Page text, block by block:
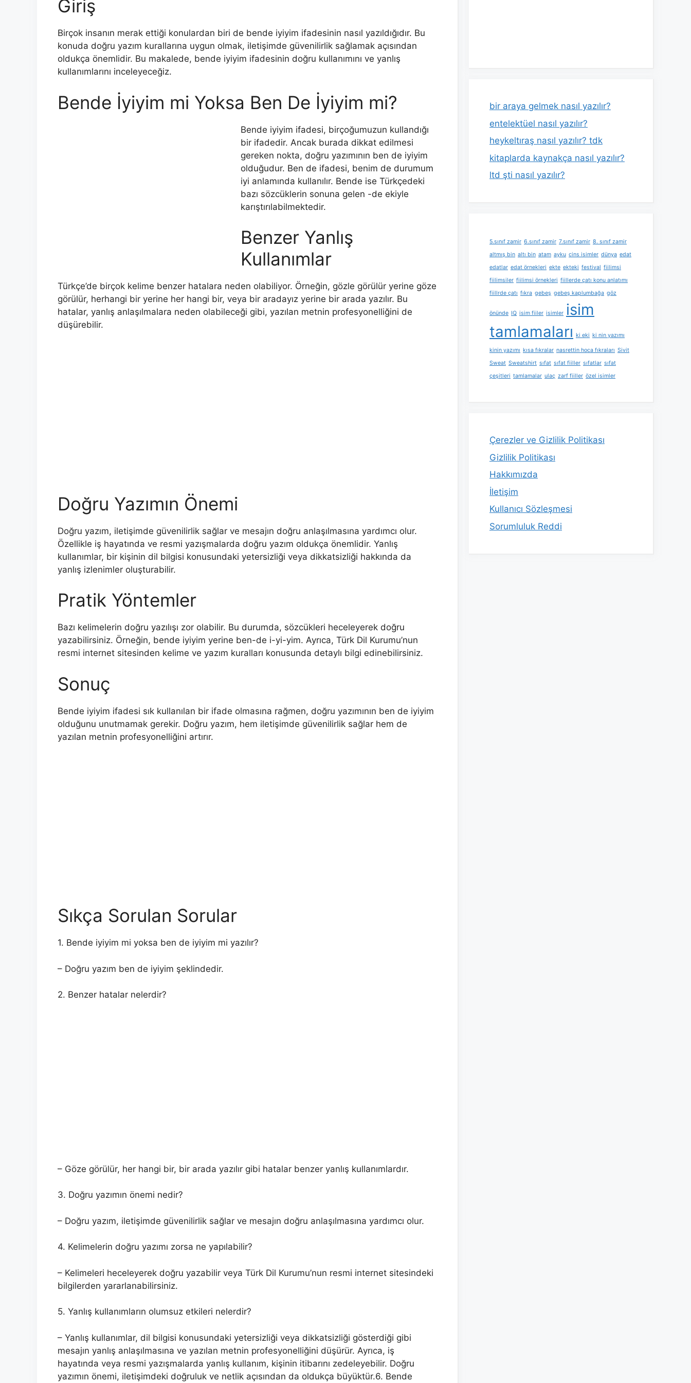
Giriş
Birçok insanın merak ettiği konulardan biri de bende iyiyim ifadesinin nasıl yazıldığıdır. Bu
konuda doğru yazım kurallarına uygun olmak, iletişimde güvenilirlik sağlamak açısından
oldukça önemlidir. Bu makalede, bende iyiyim ifadesinin doğru kullanımını ve yanlış
kullanımlarını inceleyeceğiz.
Bende İyiyim mi Yoksa Ben De İyiyim mi?
Bende iyiyim ifadesi, birçoğumuzun kullandığı
bir ifadedir. Ancak burada dikkat edilmesi
gereken nokta, doğru yazımının ben de iyiyim
olduğudur. Ben de ifadesi, benim de durumum
iyi anlamında kullanılır. Bende ise Türkçedeki
bazı sözcüklerin sonuna gelen -de ekiyle
karıştırılabilmektedir.
Benzer Yanlış
Kullanımlar
Türkçe’de birçok kelime benzer hatalara neden olabiliyor. Örneğin, gözle görülür yerine göze
görülür, herhangi bir yerine her hangi bir, veya bir aradayız yerine bir arada yazılır. Bu
hatalar, yanlış anlaşılmalara neden olabileceği gibi, yazılan metnin profesyonelliğini de
düşürebilir.
Doğru Yazımın Önemi
Doğru yazım, iletişimde güvenilirlik sağlar ve mesajın doğru anlaşılmasına yardımcı olur.
Özellikle iş hayatında ve resmi yazışmalarda doğru yazım oldukça önemlidir. Yanlış
kullanımlar, bir kişinin dil bilgisi konusundaki yetersizliği veya dikkatsizliği hakkında da
yanlış izlenimler oluşturabilir.
Pratik Yöntemler
Bazı kelimelerin doğru yazılışı zor olabilir. Bu durumda, sözcükleri heceleyerek doğru
yazabilirsiniz. Örneğin, bende iyiyim yerine ben-de i-yi-yim. Ayrıca, Türk Dil Kurumu’nun
resmi internet sitesinden kelime ve yazım kuralları konusunda detaylı bilgi edinebilirsiniz.
Sonuç
Bende iyiyim ifadesi sık kullanılan bir ifade olmasına rağmen, doğru yazımının ben de iyiyim
olduğunu unutmamak gerekir. Doğru yazım, hem iletişimde güvenilirlik sağlar hem de
yazılan metnin profesyonelliğini artırır.
Sıkça Sorulan Sorular
1. Bende iyiyim mi yoksa ben de iyiyim mi yazılır?
– Doğru yazım ben de iyiyim şeklindedir.
2. Benzer hatalar nelerdir?
– Göze görülür, her hangi bir, bir arada yazılır gibi hatalar benzer yanlış kullanımlardır.
3. Doğru yazımın önemi nedir?
– Doğru yazım, iletişimde güvenilirlik sağlar ve mesajın doğru anlaşılmasına yardımcı olur.
4. Kelimelerin doğru yazımı zorsa ne yapılabilir?
– Kelimeleri heceleyerek doğru yazabilir veya Türk Dil Kurumu’nun resmi internet sitesindeki
bilgilerden yararlanabilirsiniz.
5. Yanlış kullanımların olumsuz etkileri nelerdir?
– Yanlış kullanımlar, dil bilgisi konusundaki yetersizliği veya dikkatsizliği gösterdiği gibi
mesajın yanlış anlaşılmasına ve yazılan metnin profesyonelliğini düşürür. Ayrıca, iş
hayatında veya resmi yazışmalarda yanlış kullanım, kişinin itibarını zedeleyebilir. Doğru
yazımın önemi, iletişimdeki doğruluk ve netlik açısından da oldukça büyüktür.6. Bende
bir araya gelmek nasıl yazılır?
entelektüel nasıl yazılır?
heykeltıraş nasıl yazılır? tdk
kitaplarda kaynakça nasıl yazılır?
ltd şti nasıl yazılır?
5.sınıf zamir 6.sınıf zamir 7.sınıf zamir 8. sınıf zamir
altmış bin altı bin atam ayku cins isimler dünya edat
edatlar edat örnekleri ekte ekteki festival fiilimsi
fiilimsiler fiilimsi örnekleri fiillerde çatı konu anlatımı
fiillrde çatı fıkra gebeş gebeş kaplumbağa göz
önünde IQ isim fiiler isimler isim
tamlamaları ki eki ki nin yazımı
kinin yazımı kısa fıkralar nasrettin hoca fıkraları Sivit
Sweat Sweatshirt sıfat sıfat fiiller sıfatlar sıfat
çeşitleri tamlamalar ulaç zarf fiiller özel isimler
Çerezler ve Gizlilik Politikası
Gizlilik Politikası
Hakkımızda
İletişim
Kullanıcı Sözleşmesi
Sorumluluk Reddi